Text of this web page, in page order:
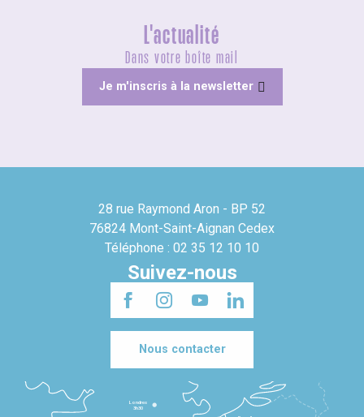
L'actualité
Dans votre boîte mail
Je m'inscris à la newsletter
28 rue Raymond Aron - BP 52
76824 Mont-Saint-Aignan Cedex
Téléphone : 02 35 12 10 10
Suivez-nous
Nous contacter
Londres
3h30